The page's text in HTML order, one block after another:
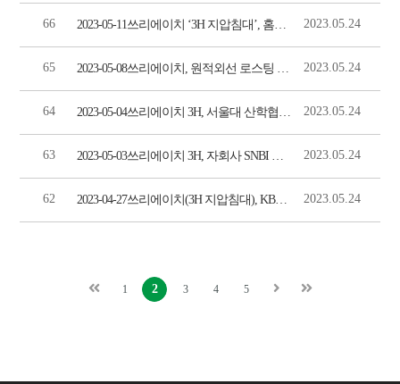
66 2023-05-11쓰리에이치 ‘3H 지압침대’, 홈쇼핑 방송 3회만에 콜수 1700건 돌파(매일안전신문) 2023.05.24
65 2023-05-08쓰리에이치, 원적외선 로스팅 기술 적용 원두커피 ‘딥플라브’ 출시(서울경제TV) 2023.05.24
64 2023-05-04쓰리에이치 3H, 서울대 산학협력 성과공유 포럼 성료(경북신문) 2023.05.24
63 2023-05-03쓰리에이치 3H, 자회사 SNBI 출범 통해 기능성 화장품 ‘빠사쥬’ 첫선(이투뉴스) 2023.05.24
62 2023-04-27쓰리에이치(3H 지압침대), KBS2 일일드라마 ‘비밀의 여자’ 제작 지원(이투뉴스) 2023.05.24
1 2 3 4 5